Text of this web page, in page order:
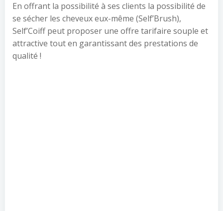
En offrant la possibilité à ses clients la possibilité de
se sécher les cheveux eux-même (Self’Brush),
Self’Coiff peut proposer une offre tarifaire souple et
attractive tout en garantissant des prestations de
qualité !